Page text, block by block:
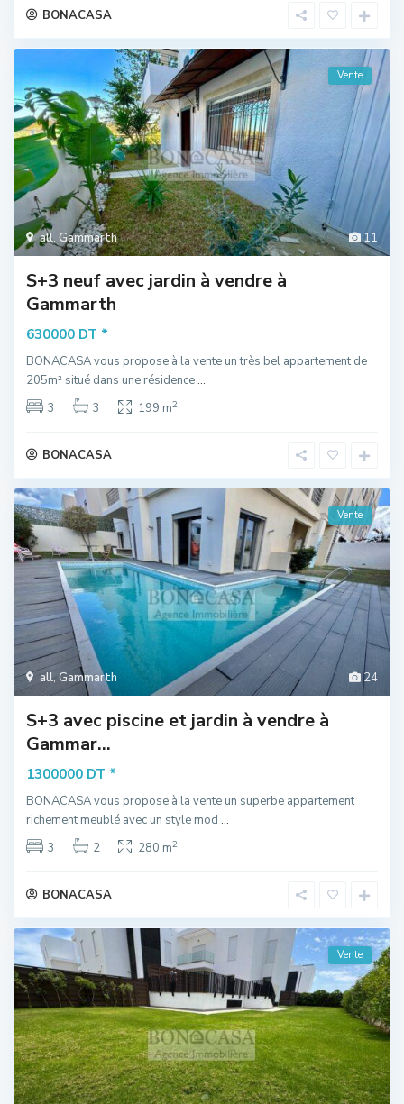
BONACASA
11
all, Gammarth
Vente
S+3 neuf avec jardin à vendre à
Gammarth
630000 DT *
BONACASA vous propose à la vente un très bel appartement de
205m² situé dans une résidence...
3
3 199 m2
BONACASA
24
all, Gammarth
Vente
S+3 avec piscine et jardin à vendre à
Gammar...
1300000 DT *
BONACASA vous propose à la vente un superbe appartement
richement meublé avec un style mod ...
3
2 280 m2
BONACASA
Vente